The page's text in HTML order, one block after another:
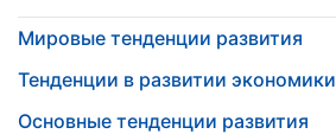
Мировые тенденции развития
Тенденции в развитии экономики
Основные тенденции развития